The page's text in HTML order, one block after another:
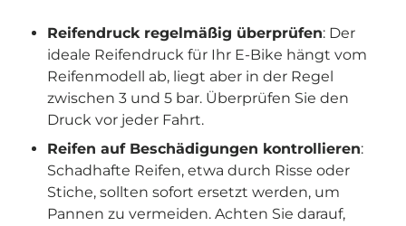
Reifendruck regelmäßig überprüfen: Der
ideale Reifendruck für Ihr E-Bike hängt vom
Reifenmodell ab, liegt aber in der Regel
zwischen 3 und 5 bar. Überprüfen Sie den
Druck vor jeder Fahrt.
Reifen auf Beschädigungen kontrollieren:
Schadhafte Reifen, etwa durch Risse oder
Stiche, sollten sofort ersetzt werden, um
Pannen zu vermeiden. Achten Sie darauf,